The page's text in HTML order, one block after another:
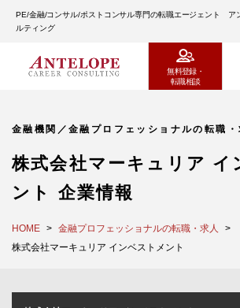
PE/金融/コンサル/ポストコンサル専門の転職エージェント ア
ルティング
無料登録・
転職相談
金融機関／金融プロフェッショナルの転職・
株式会社マーキュリア イ
ント 企業情報
HOME
金融プロフェッショナルの転職・求人
株式会社マーキュリア インベストメント